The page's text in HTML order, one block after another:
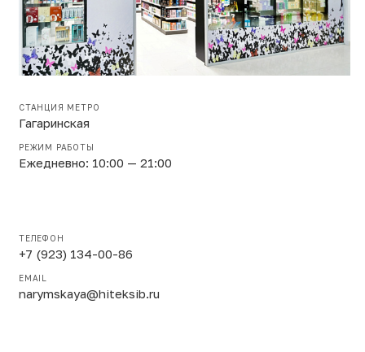
СТАНЦИЯ МЕТРО
Гагаринская
РЕЖИМ РАБОТЫ
Ежедневно: 10:00 — 21:00
ТЕЛЕФОН
+7 (923) 134-00-86
EMAIL
narymskaya@hiteksib.ru